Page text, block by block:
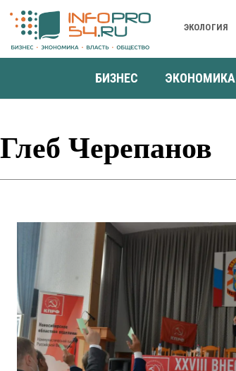
ЭКОЛОГИЯ
БИЗНЕС ЭКОНОМИКА
Глеб Черепанов